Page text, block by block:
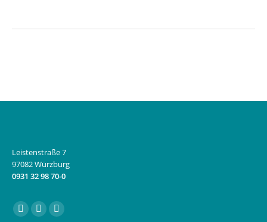
Leistenstraße 7
97082 Würzburg
0931 32 98 70-0
Finden Sie uns auf:
FacebookInstagram
E-